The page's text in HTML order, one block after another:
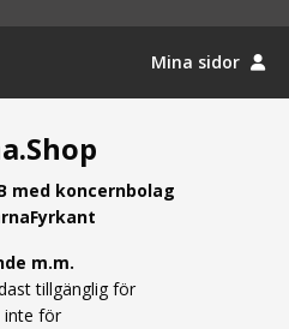
Mina sidor
med koncernbolag
m.m.
tillgänglig för
inte för